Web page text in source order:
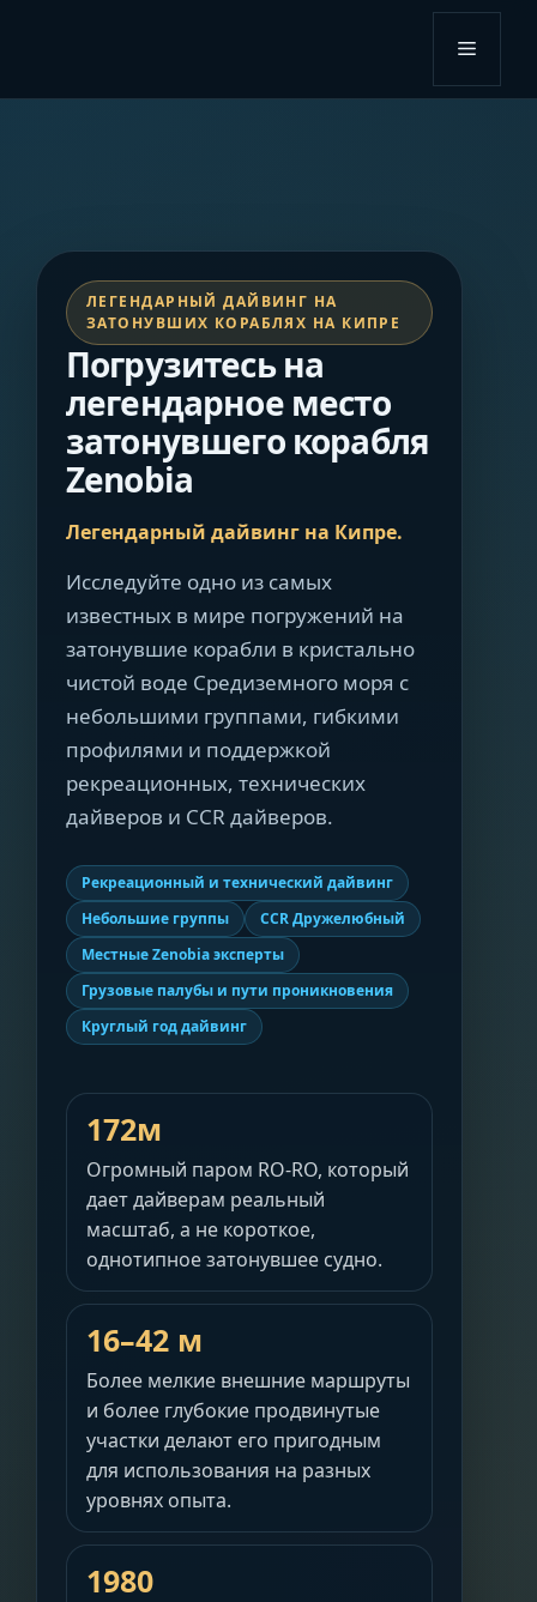
Меню
ЛЕГЕНДАРНЫЙ ДАЙВИНГ НА
ЗАТОНУВШИХ КОРАБЛЯХ НА КИПРЕ
Погрузитесь на
легендарное место
затонувшего корабля
Zenobia
Легендарный дайвинг на Кипре.
Исследуйте одно из самых
известных в мире погружений на
затонувшие корабли в кристально
чистой воде Средиземного моря с
небольшими группами, гибкими
профилями и поддержкой
рекреационных, технических
дайверов и CCR дайверов.
Рекреационный и технический дайвинг
Небольшие группы
CCR Дружелюбный
Местные Zenobia эксперты
Грузовые палубы и пути проникновения
Круглый год дайвинг
172м
Огромный паром RO-RO, который
дает дайверам реальный
масштаб, а не короткое,
однотипное затонувшее судно.
16–42 м
Более мелкие внешние маршруты
и более глубокие продвинутые
участки делают его пригодным
для использования на разных
уровнях опыта.
1980